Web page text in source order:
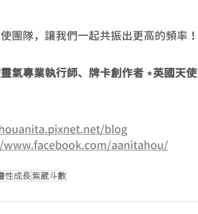
團隊，讓我們一起共振出更高的頻率！
氣專業執行師、牌卡創作者 ⋆英國天
blog
aanitahou/
性成長紫葳斗數